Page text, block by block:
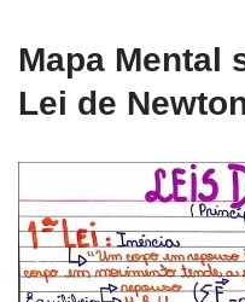
Mapa Mental
Lei de